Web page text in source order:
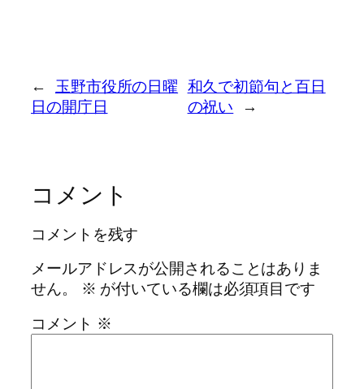
←
玉野市役所の日曜
日の開庁日
和久で初節句と百日
の祝い
→
コメント
コメントを残す
メールアドレスが公開されることはありま
せん。
※ が付いている欄は必須項目です
コメント ※